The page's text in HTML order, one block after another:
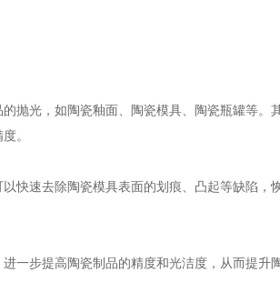
光，如陶瓷釉面、陶瓷模具、陶瓷瓶罐等。
。
速去除陶瓷模具表面的划痕、凸起等缺陷，
一步提高陶瓷制品的精度和光洁度，从而提升